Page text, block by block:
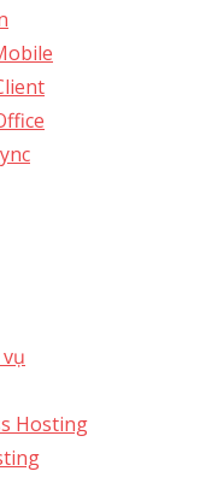
Hosting